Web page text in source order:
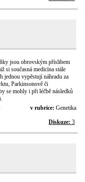
jsou obrovským příslibem
si současná medicína stále
jednou vypěstují náhradu za
Parkinsonově či
se mohly i při léčbě následků
v rubrice: Genetika
Diskuze: 3